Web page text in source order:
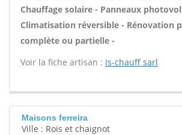
Chauffage solaire - Panneaux
Climatisation réversible - Rénovation
complète ou partielle -
Voir la fiche artisan : Is-chauff sarl
Maisons ferreira
Ville : Rois et chaignot